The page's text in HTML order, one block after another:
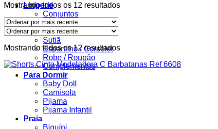
Lingerie
Conjuntos
Body
Calcinha
Sutiã
Espartilho / Corselet
Robe / Roupão
Complementos
Para Dormir
Baby Doll
Camisola
Pijama
Pijama Infantil
Praia
Mostrando todos os 12 resultadosClassificado
Mostrando todos os 12 resultadosClassificado
mais